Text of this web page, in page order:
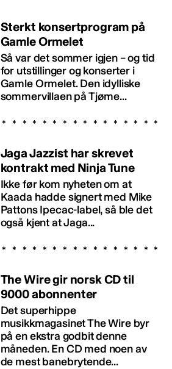
Sterkt konsertprogram på
Gamle Ormelet
Så var det sommer igjen – og tid
for utstillinger og konserter i
Gamle Ormelet. Den idylliske
sommervillaen på Tjøme...
Jaga Jazzist har skrevet
kontrakt med Ninja Tune
Ikke før kom nyheten om at
Kaada hadde signert med Mike
Pattons Ipecac-label, så ble det
også kjent at Jaga...
The Wire gir norsk CD til
9000 abonnenter
Det superhippe
musikkmagasinet The Wire byr
på en ekstra godbit denne
måneden. En CD med noen av
de mest banebrytende...